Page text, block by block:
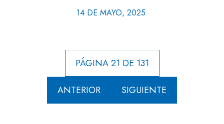
14 DE MAYO, 2025
PÁGINA 21 DE 131
ANTERIOR SIGUIENTE